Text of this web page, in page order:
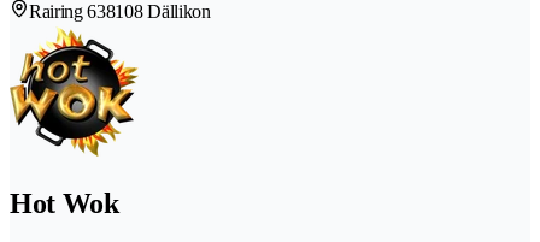
Rairing 638108 Dällikon
Hot Wok